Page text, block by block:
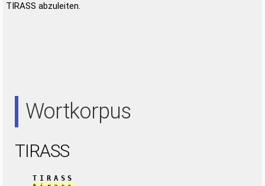
TIRASS abzuleiten.
Wortkorpus
TIRASS
TIRASS